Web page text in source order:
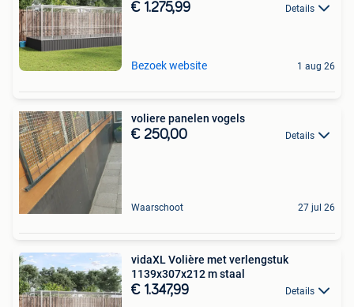
€ 1.275,99 Details
Bezoek website 1 aug 26
voliere panelen vogels
€ 250,00 Details
Waarschoot 27 jul 26
vidaXL Volière met verlengstuk
1139x307x212 m staal
€ 1.347,99 Details